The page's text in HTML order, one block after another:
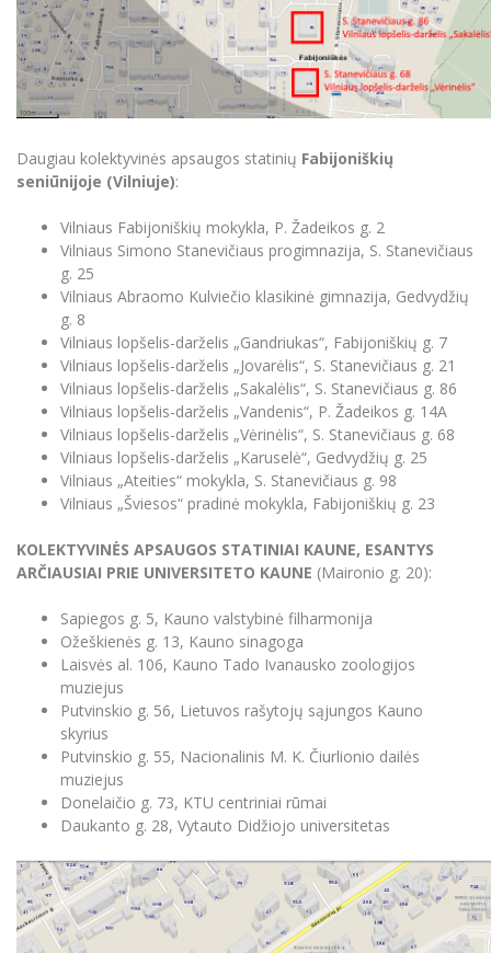
Daugiau kolektyvinės apsaugos statinių Fabijoniškių
seniūnijoje (Vilniuje):
Vilniaus Fabijoniškių mokykla, P. Žadeikos g. 2
Vilniaus Simono Stanevičiaus progimnazija, S. Stanevičiaus
g. 25
Vilniaus Abraomo Kulviečio klasikinė gimnazija, Gedvydžių
g. 8
Vilniaus lopšelis-darželis „Gandriukas“, Fabijoniškių g. 7
Vilniaus lopšelis-darželis „Jovarėlis“, S. Stanevičiaus g. 21
Vilniaus lopšelis-darželis „Sakalėlis“, S. Stanevičiaus g. 86
Vilniaus lopšelis-darželis „Vandenis“, P. Žadeikos g. 14A
Vilniaus lopšelis-darželis „Vėrinėlis“, S. Stanevičiaus g. 68
Vilniaus lopšelis-darželis „Karuselė“, Gedvydžių g. 25
Vilniaus „Ateities“ mokykla, S. Stanevičiaus g. 98
Vilniaus „Šviesos“ pradinė mokykla, Fabijoniškių g. 23
KOLEKTYVINĖS APSAUGOS STATINIAI KAUNE, ESANTYS
ARČIAUSIAI PRIE UNIVERSITETO KAUNE (Maironio g. 20):
Sapiegos g. 5, Kauno valstybinė filharmonija
Ožeškienės g. 13, Kauno sinagoga
Laisvės al. 106, Kauno Tado Ivanausko zoologijos
muziejus
Putvinskio g. 56, Lietuvos rašytojų sąjungos Kauno
skyrius
Putvinskio g. 55, Nacionalinis M. K. Čiurlionio dailės
muziejus
Donelaičio g. 73, KTU centriniai rūmai
Daukanto g. 28, Vytauto Didžiojo universitetas